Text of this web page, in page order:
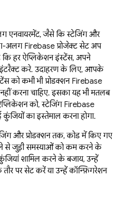
जैसे कि स्टेजिंग और
अलग Firebase प्रोजेक्ट सेट अप
कि हर ऐप्लिकेशन इंस्टेंस, अपने
इंटरैक्ट करे. उदाहरण के लिए, आपके
को कभी भी प्रोडक्शन Firebase
करना चाहिए. इसका यह भी मतलब
को, स्टेजिंग Firebase
का इस्तेमाल करना होगा.
और प्रोडक्शन तक, कोड में किए गए
से जुड़ी समस्याओं को कम करने के
शामिल करने के बजाय, उन्हें
पर सेट करें या उन्हें कॉन्फ़िगरेशन